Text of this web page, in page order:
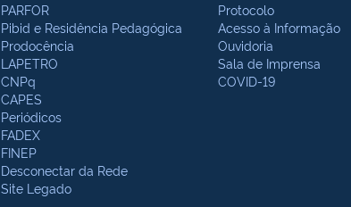
PARFOR
Pibid e Residência Pedagógica
Prodocência
LAPETRO
CNPq
CAPES
Periódicos
FADEX
FINEP
Desconectar da Rede
Site Legado
Protocolo
Acesso à Informação
Ouvidoria
Sala de Imprensa
COVID-19